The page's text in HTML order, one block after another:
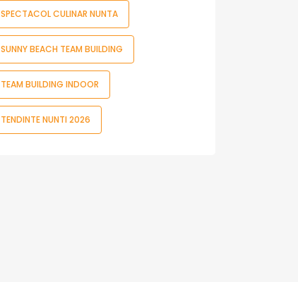
SPECTACOL CULINAR NUNTA
SUNNY BEACH TEAM BUILDING
TEAM BUILDING INDOOR
TENDINTE NUNTI 2026